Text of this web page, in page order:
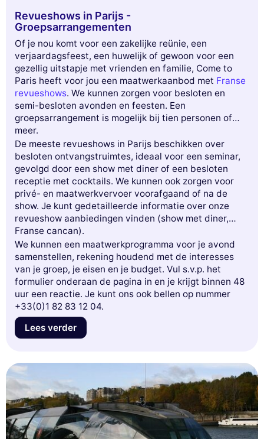
Revueshows in Parijs -
Groepsarrangementen
Of je nou komt voor een zakelijke reünie, een
verjaardagsfeest, een huwelijk of gewoon voor een
gezellig uitstapje met vrienden en familie, Come to
Paris heeft voor jou een maatwerkaanbod met Franse
revueshows. We kunnen zorgen voor besloten en
semi-besloten avonden en feesten. Een
groepsarrangement is mogelijk bij tien personen of
meer.
De meeste revueshows in Parijs beschikken over
besloten ontvangstruimtes, ideaal voor een seminar,
gevolgd door een show met diner of een besloten
receptie met cocktails. We kunnen ook zorgen voor
privé- en maatwerkvervoer voorafgaand of na de
show. Je kunt gedetailleerde informatie over onze
revueshow aanbiedingen vinden (show met diner,
Franse cancan).
We kunnen een maatwerkprogramma voor je avond
samenstellen, rekening houdend met de interesses
van je groep, je eisen en je budget. Vul s.v.p. het
formulier onderaan de pagina in en je krijgt binnen 48
uur een reactie. Je kunt ons ook bellen op nummer
+33(0)1 82 83 12 04.
Lees verder